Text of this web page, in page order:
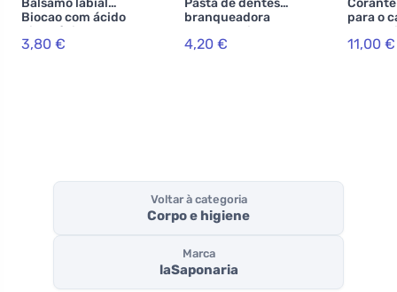
Biocao com ácido
hialurónico BIO
(5,7 ml)
3,80 €
branqueadora
WonderWhite -
BIO de menta e
4,20 €
para o
g) -
11,00 €
Voltar à categoria
Corpo e higiene
Marca
laSaponaria